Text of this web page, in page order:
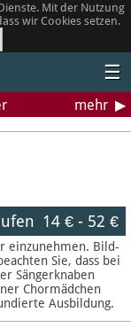
Mit der Nutzung
wir Cookies setzen.
☰
mehr
14 €- 52 €
einzunehmen. Bild-
Sie, dass bei
Sängerknaben
Chormädchen
Ausbildung.